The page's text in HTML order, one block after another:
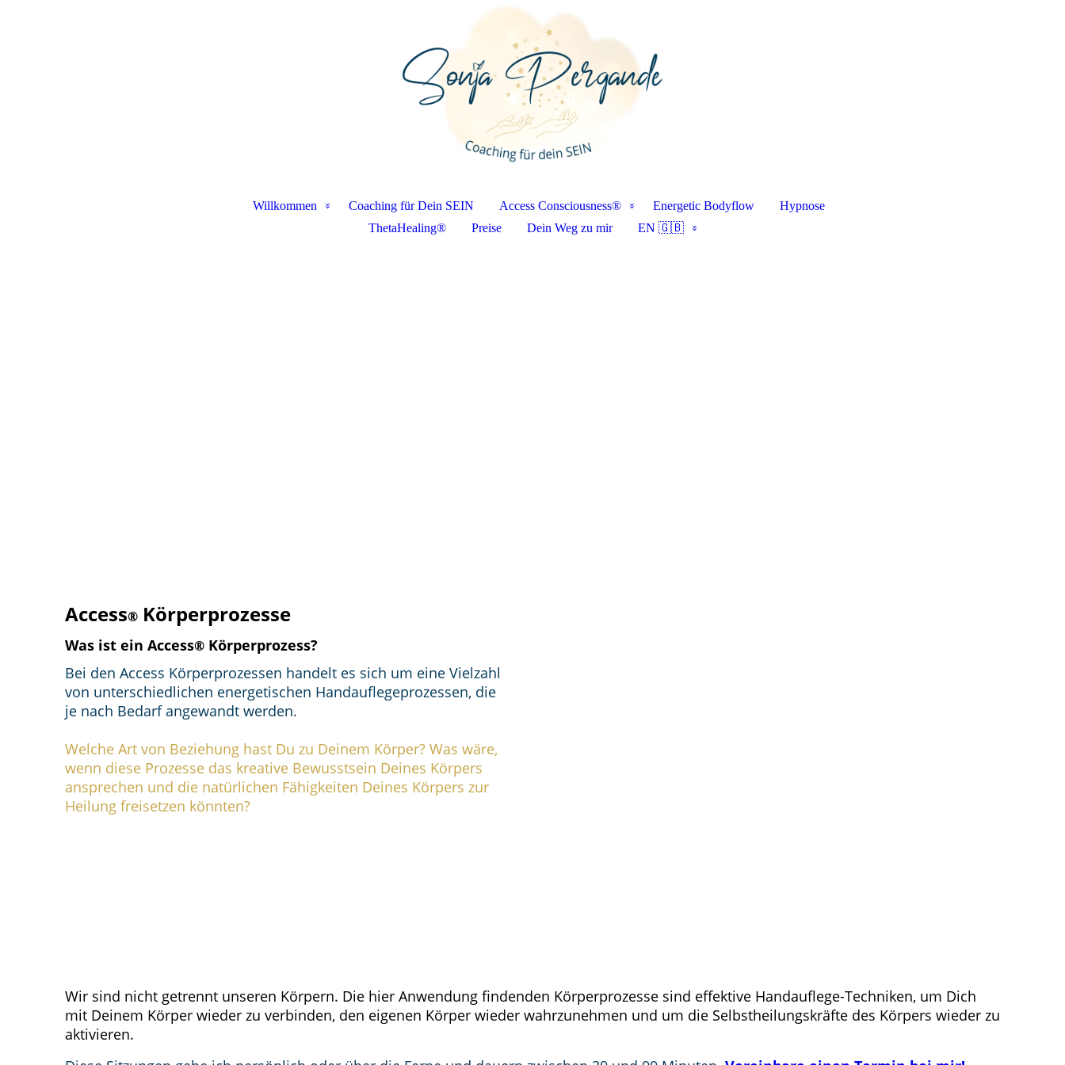
Willkommen Coaching für Dein SEIN Access Consciousness® Energetic Bodyflow
Hypnose
ThetaHealing®
Preise Dein Weg zu mir EN 🇬🇧
Access® Körperprozesse
Was ist ein Access® Körperprozess?
Bei den Access Körperprozessen handelt es sich um eine Vielzahl
von unterschiedlichen energetischen Handauflegeprozessen, die
je nach Bedarf angewandt werden.
Welche Art von Beziehung hast Du zu Deinem Körper? Was wäre,
wenn diese Prozesse das kreative Bewusstsein Deines Körpers
ansprechen und die natürlichen Fähigkeiten Deines Körpers zur
Heilung freisetzen könnten?
Wir sind nicht getrennt unseren Körpern. Die hier Anwendung findenden Körperprozesse sind effektive Handauflege-Techniken, um Dich
mit Deinem Körper wieder zu verbinden, den eigenen Körper wieder wahrzunehmen und um die Selbstheilungskräfte des Körpers wieder zu
aktivieren.